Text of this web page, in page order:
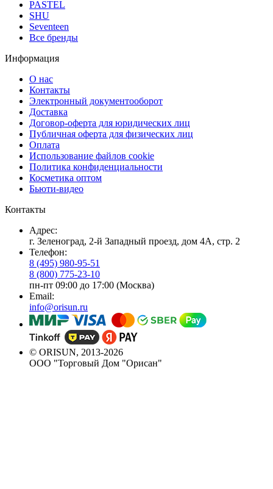
PASTEL
SHU
Seventeen
Все бренды
Информация
О нас
Контакты
Электронный документооборот
Доставка
Договор-оферта для юридических лиц
Публичная оферта для физических лиц
Оплата
Использование файлов cookie
Политика конфиденциальности
Косметика оптом
Бьюти-видео
Контакты
Адрес:
г. Зеленоград, 2-й Западный проезд, дом 4А, стр. 2
Телефон:
8 (495) 980-95-51
8 (800) 775-23-10
пн-пт 09:00 до 17:00 (Москва)
Email:
info@orisun.ru
© ORISUN, 2013-2026
ООО "Торговый Дом "Орисан"